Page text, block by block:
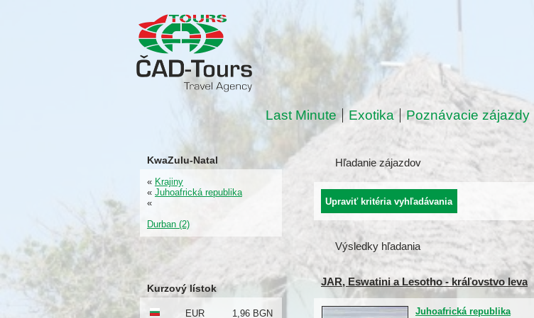
Last Minute Exotika Poznávacie zájazdy
Hľadanie zájazdov
Výsledky hľadania
JAR, Eswatini a Lesotho - kráľovstvo leva
Juhoafrická republika
KwaZulu-Natal
« Krajiny
« Juhoafrická republika
«
Durban (2)
Kurzový lístok
EUR
1,96 BGN